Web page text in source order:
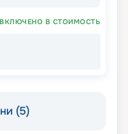
ВКЛЮЧЕНО В СТОИМОСТЬ
(5)